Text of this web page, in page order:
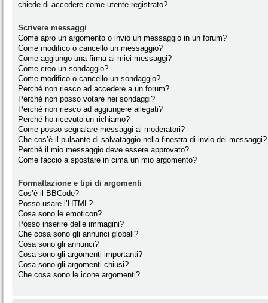
chiede di accedere come utente registrato?
Scrivere messaggi
Come apro un argomento o invio un messaggio in un forum?
Come modifico o cancello un messaggio?
Come aggiungo una firma ai miei messaggi?
Come creo un sondaggio?
Come modifico o cancello un sondaggio?
Perché non riesco ad accedere a un forum?
Perché non posso votare nei sondaggi?
Perché non riesco ad aggiungere allegati?
Perché ho ricevuto un richiamo?
Come posso segnalare messaggi ai moderatori?
Che cos’è il pulsante di salvataggio nella finestra di invio dei messaggi?
Perché il mio messaggio deve essere approvato?
Come faccio a spostare in cima un mio argomento?
Formattazione e tipi di argomenti
Cos’è il BBCode?
Posso usare l’HTML?
Cosa sono le emoticon?
Posso inserire delle immagini?
Che cosa sono gli annunci globali?
Cosa sono gli annunci?
Cosa sono gli argomenti importanti?
Cosa sono gli argomenti chiusi?
Che cosa sono le icone argomenti?